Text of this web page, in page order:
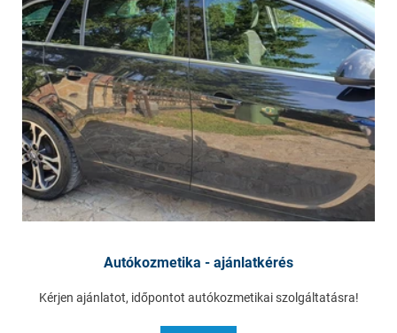
Autókozmetika - ajánlatkérés
Kérjen ajánlatot, időpontot autókozmetikai szolgáltatásra!